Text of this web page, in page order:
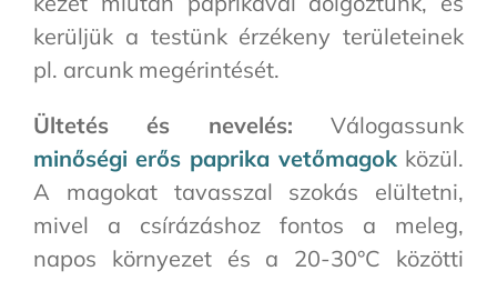
kerüljük a testünk érzékeny területeinek
pl. arcunk megérintését.
Ültetés és nevelés: Válogassunk
minőségi erős paprika vetőmagok közül.
A magokat tavasszal szokás elültetni,
mivel a csírázáshoz fontos a meleg,
napos környezet és a 20-30°C közötti